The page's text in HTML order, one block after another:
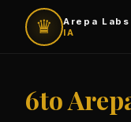
♛
Arepa Labs
IA
6to